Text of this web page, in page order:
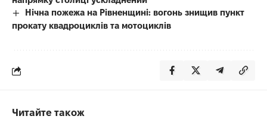
Нічна пожежа на Рівненщині: вогонь знищив пункт
прокату квадроциклів та мотоциклів
Читайте також